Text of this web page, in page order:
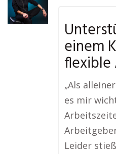
einem
„Als
es mir
Leider